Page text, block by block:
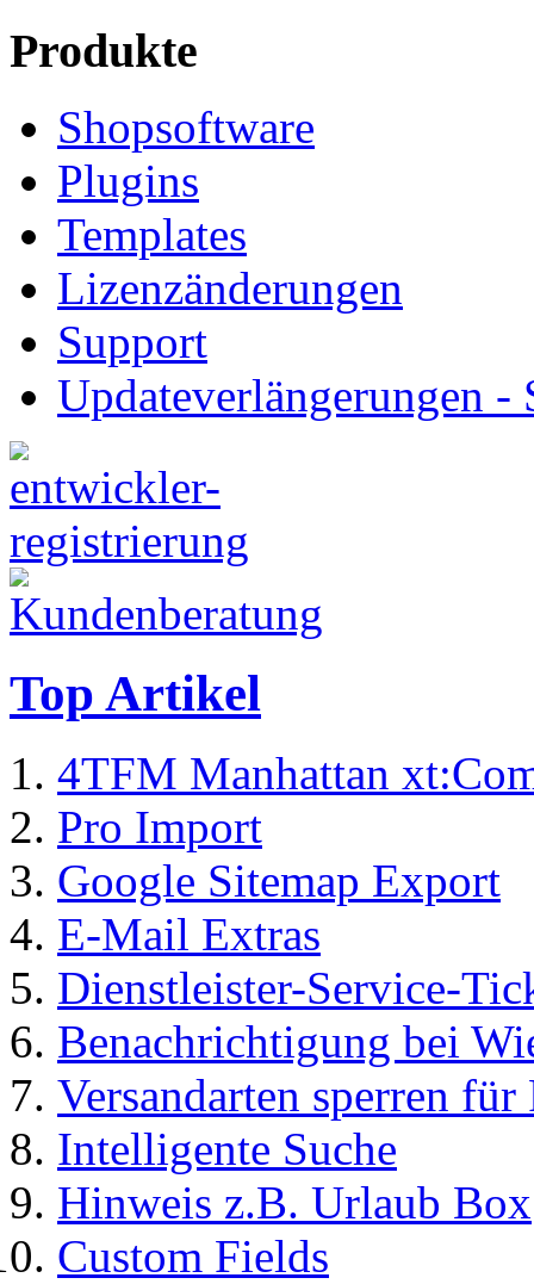
Produkte
Shopsoftware
Plugins
Templates
Lizenzänderungen
Support
Updateverlängerungen -
Top Artikel
4TFM Manhattan
Pro Import
Google Sitemap Export
E-Mail Extras
Dienstleister-Service-
Benachrichtigung bei
Versandarten sperren
Intelligente Suche
Hinweis z.B. Urlaub Box
Custom Fields